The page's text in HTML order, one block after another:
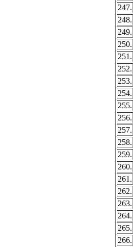
247.
248.
249.
250.
251.
252.
253.
254.
255.
256.
257.
258.
259.
260.
261.
262.
263.
264.
265.
266.